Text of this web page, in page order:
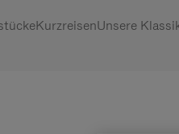
KurzreisenUnsere